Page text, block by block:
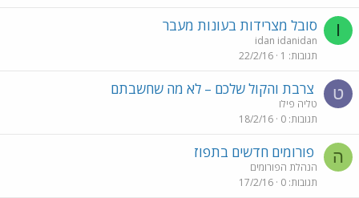
I סובל מצרידות בעונות מעבר
idan idanidan
תגובות 1
22/2/16
ט צרבת והקול שלכם – לא מה שחשבתם
טליה פילו
תגובות 0
18/2/16
ה פורומים חדשים בתפוז
הנהלת הפורומים
תגובות 0
17/2/16